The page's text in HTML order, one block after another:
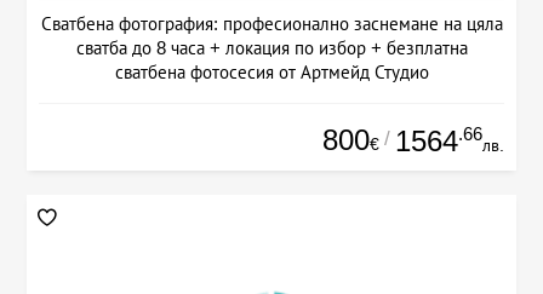
Сватбена фотография: професионално заснемане на цяла
сватба до 8 часа + локация по избор + безплатна
сватбена фотосесия от Артмейд Студио
800€ / 1564.66
лв.